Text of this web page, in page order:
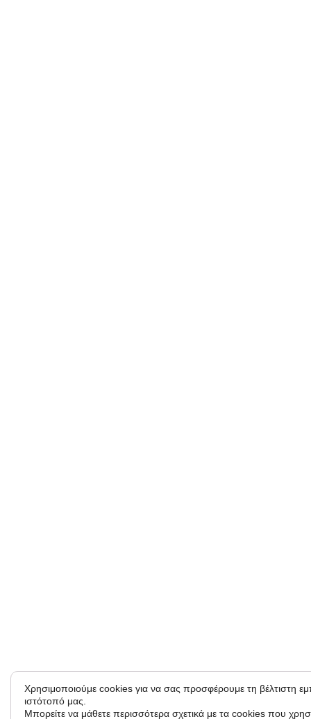
Χρησιμοποιούμε cookies για να σας προσφέρουμε τη βέλτιστη
ιστότοπό μας.
Μπορείτε να μάθετε περισσότερα σχετικά με τα cookies που